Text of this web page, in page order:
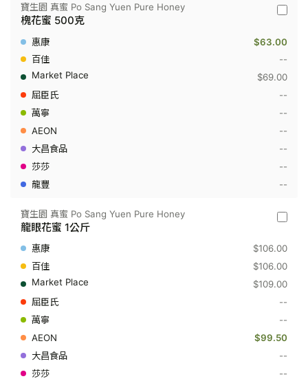
寶
園
真
蜜
Sang
Honey
槐
花
500
寶生園 真蜜 Po Sang Yuen Pure Honey
槐花蜜 500克
$63.00
--
$69.00
--
--
--
--
--
--
寶
園
真
蜜
Sang
Honey
龍
眼
蜜
寶生園 真蜜 Po Sang Yuen Pure Honey
龍眼花蜜 1公斤
$106.00
$106.00
$109.00
--
--
$99.50
--
--